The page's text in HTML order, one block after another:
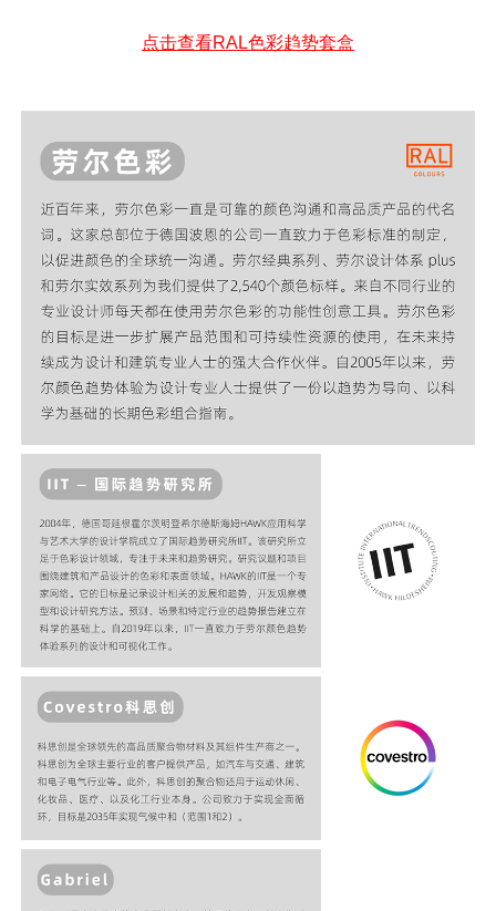
点击查看RAL色彩趋势套盒